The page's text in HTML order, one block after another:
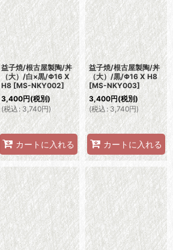
益子焼/根古屋製陶/丼
（大）/白×黒/Φ16 X
H8 [MS-NKY002]
3,400円(税別)
(税込: 3,740円)
カートに入れる
益子焼/根古屋製陶/丼
（大）/黒/Φ16 X H8
[MS-NKY003]
3,400円(税別)
(税込 : 3,740円)
カートに入れる